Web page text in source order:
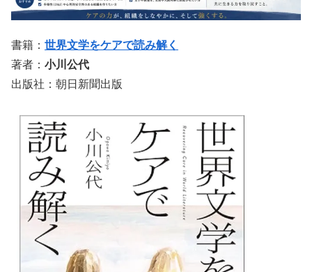
書籍： 世界文学をケアで読み解く
著者： 小川公代
出版社：朝日新聞出版